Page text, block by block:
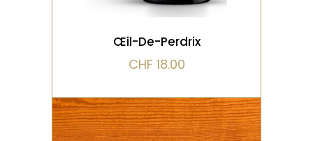
Œil-De-Perdrix
CHF 18.00